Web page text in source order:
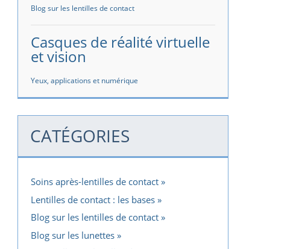
Blog sur les lentilles de contact
Casques de réalité virtuelle
et vision
Yeux, applications et numérique
CATÉGORIES
Soins après-lentilles de contact
Lentilles de contact : les bases
Blog sur les lentilles de contact
Blog sur les lunettes